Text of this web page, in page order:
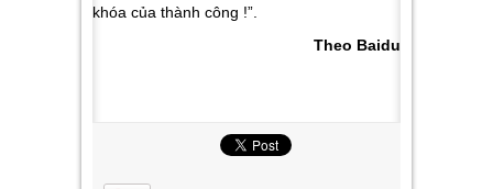
khóa của thành công !”.
Theo Baidu